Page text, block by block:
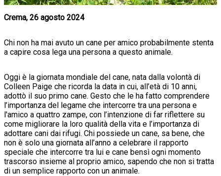
Crema, 26 agosto 2024
Chi non ha mai avuto un cane per amico probabilmente stenta
a capire cosa lega una persona a questo animale.
Oggi è la giornata mondiale del cane, nata dalla volontà di
Colleen Paige che ricorda la data in cui, all’età di 10 anni,
adottò il suo primo cane. Gesto che le ha fatto comprendere
l’importanza del legame che intercorre tra una persona e
l'amico a quattro zampe, con l’intenzione di far riflettere su
come migliorare la loro qualità della vita e l’importanza di
adottare cani dai rifugi. Chi possiede un cane, sa bene, che
non è solo una giornata all’anno a celebrare il rapporto
speciale che intercorre tra lui e cane bensì ogni momento
trascorso insieme al proprio amico, sapendo che non si tratta
di un semplice rapporto con un animale.